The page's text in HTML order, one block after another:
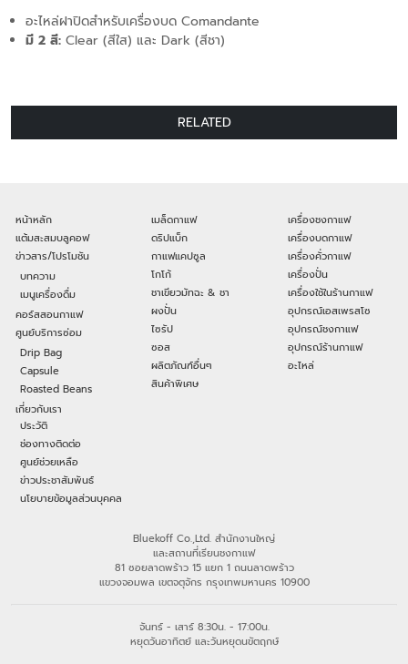
อะไหล่ฝาปิดสำหรับเครื่องบด Comandante
มี 2 สี: Clear (สีใส) และ Dark (สีชา)
RELATED
หน้าหลัก
แต้มสะสมบลูคอฟ
ข่าวสาร/โปรโมชัน
บทความ
เมนูเครื่องดื่ม
คอร์สสอนกาแฟ
ศูนย์บริการซ่อม
Drip Bag
Capsule
Roasted Beans
เกี่ยวกับเรา
ประวัติ
ช่องทางติดต่อ
ศูนย์ช่วยเหลือ
ข่าวประชาสัมพันธ์
นโยบายข้อมูลส่วนบุคคล
เมล็ดกาแฟ
ดริปแบ็ก
กาแฟแคปซูล
โกโก้
ชาเขียวมัทฉะ & ชา
ผงปั่น
ไซรัป
ซอส
ผลิตภัณฑ์อื่นๆ
สินค้าพิเศษ
เครื่องชงกาแฟ
เครื่องบดกาแฟ
เครื่องคั่วกาแฟ
เครื่องปั่น
เครื่องใช้ในร้านกาแฟ
อุปกรณ์เอสเพรสโซ
อุปกรณ์ชงกาแฟ
อุปกรณ์ร้านกาแฟ
อะไหล่
Bluekoff Co.,Ltd. สำนักงานใหญ่
และสถานที่เรียนชงกาแฟ
81 ซอยลาดพร้าว 15 แยก 1 ถนนลาดพร้าว
แขวงจอมพล เขตจตุจักร กรุงเทพมหานคร 10900
จันทร์ - เสาร์ 8:30น. - 17:00น.
หยุดวันอาทิตย์ และวันหยุดนขัตฤกษ์